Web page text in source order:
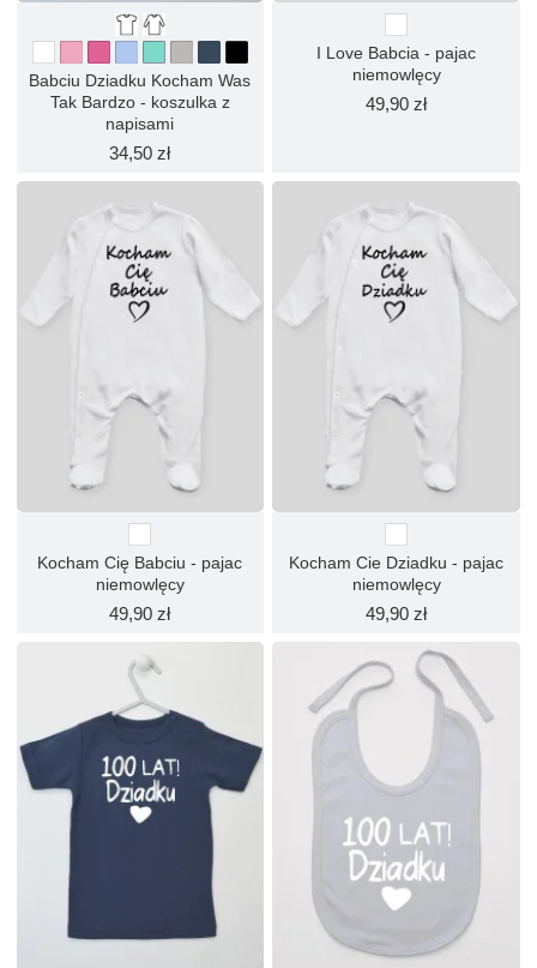
Babciu Dziadku Kocham Was
Tak Bardzo - koszulka z
napisami
34,50 zł
I Love Babcia - pajac
niemowlęcy
49,90 zł
Kocham Cię Babciu - pajac
niemowlęcy
49,90 zł
Kocham Cie Dziadku - pajac
niemowlęcy
49,90 zł